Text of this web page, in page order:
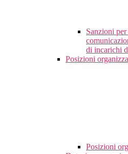
Sanzioni
di incarichi
Posizioni
Posizioni